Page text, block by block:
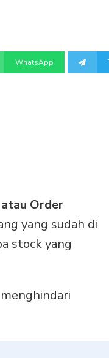
WhatsApp
Order
yang sudah di
stock yang